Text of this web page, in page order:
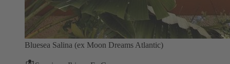
Bluesea Salina (ex Moon Dreams Atlantic)